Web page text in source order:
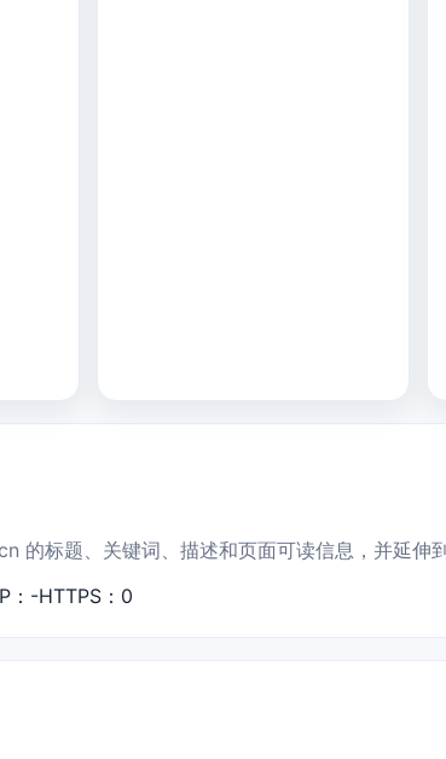
的标题、关键词、描述和页面可读信息，并延伸到
：-HTTPS：0